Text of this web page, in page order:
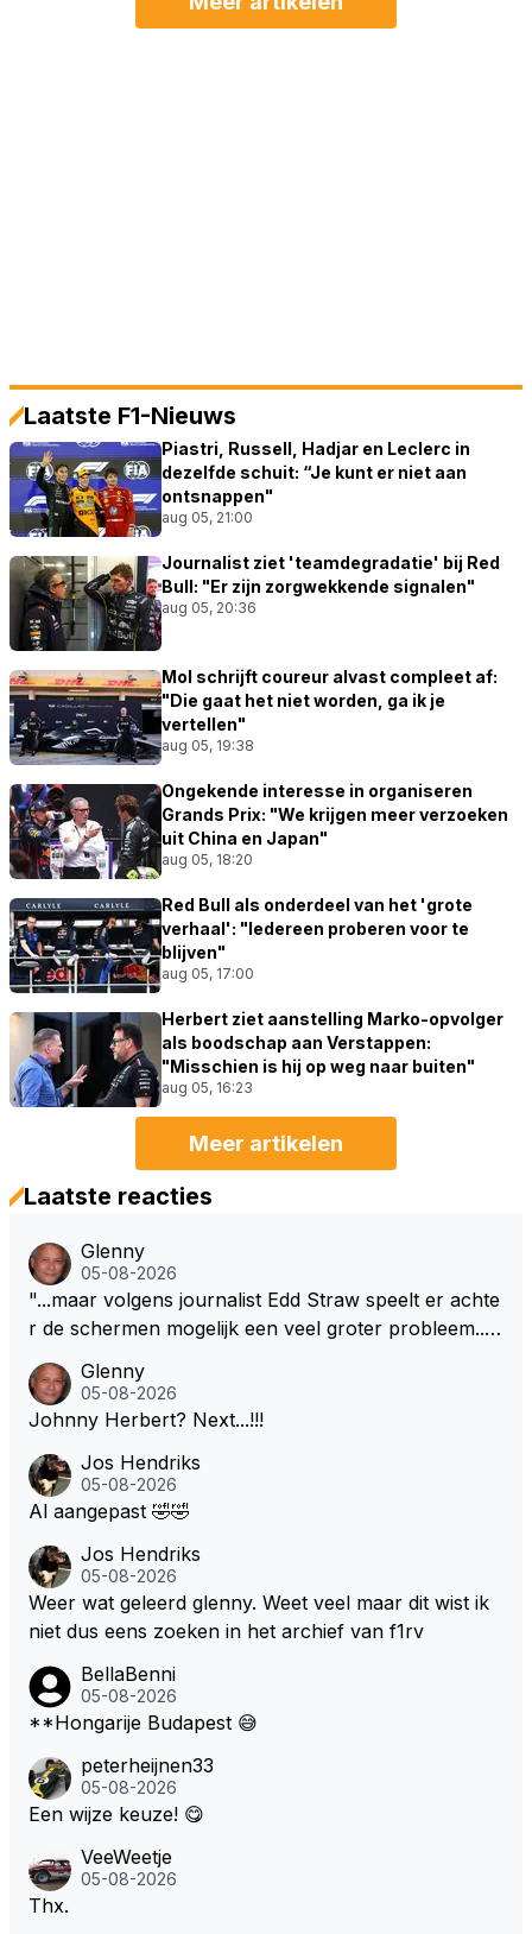
Laatste F1-Nieuws
Piastri, Russell, Hadjar en Leclerc in
dezelfde schuit: “Je kunt er niet aan
ontsnappen"
aug 05, 21:00
Journalist ziet 'teamdegradatie' bij Red
Bull: "Er zijn zorgwekkende signalen"
aug 05, 20:36
Mol schrijft coureur alvast compleet af:
"Die gaat het niet worden, ga ik je
vertellen"
aug 05, 19:38
Ongekende interesse in organiseren
Grands Prix: "We krijgen meer verzoeken
uit China en Japan"
aug 05, 18:20
Red Bull als onderdeel van het 'grote
verhaal': "Iedereen proberen voor te
blijven"
aug 05, 17:00
Herbert ziet aanstelling Marko-opvolger
als boodschap aan Verstappen:
"Misschien is hij op weg naar buiten"
aug 05, 16:23
Meer artikelen
Laatste reacties
Glenny
05-08-2026
"...maar volgens journalist Edd Straw speelt er achte
r de schermen mogelijk een veel groter probleem..."
Glenny
05-08-2026
Johnny Herbert? Next...!!!
Jos Hendriks
05-08-2026
Al aangepast 🤣🤣
Jos Hendriks
05-08-2026
Weer wat geleerd glenny. Weet veel maar dit wist ik
niet dus eens zoeken in het archief van f1rv
BellaBenni
05-08-2026
**Hongarije Budapest 😅
peterheijnen33
05-08-2026
Een wijze keuze! 😋
VeeWeetje
05-08-2026
Thx.